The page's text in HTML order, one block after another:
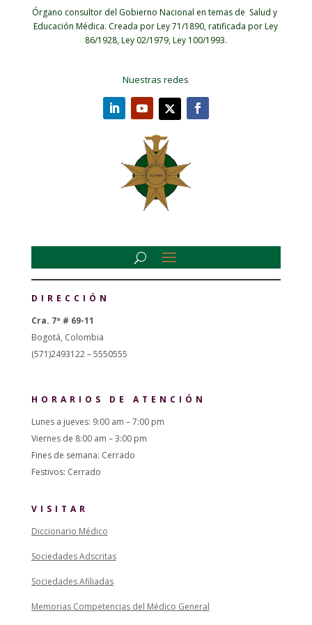
Órgano consultor del Gobierno Nacional en temas de Salud y
Educación Médica. Creada por Ley 71/1890, ratificada por Ley
86/1928, Ley 02/1979, Ley 100/1993.
Nuestras redes
DIRECCIÓN
Cra. 7ª # 69-11
Bogotá, Colombia
(571)2493122 – 5550555
HORARIOS DE ATENCIÓN
Lunes a jueves: 9:00 am – 7:00 pm
Viernes de 8:00 am – 3:00 pm
Fines de semana: Cerrado
Festivos: Cerrado
VISITAR
Diccionario Médico
Sociedades Adscritas
Sociedades Afiliadas
Memorias Competencias del Médico General